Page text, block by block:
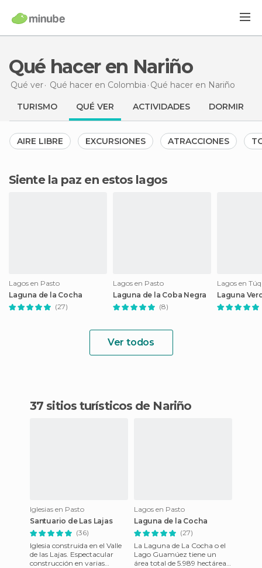
Qué hacer en Nariño
Qué ver Qué hacer en Colombia Qué hacer en Nariño
TURISMO QUÉ VER ACTIVIDADES DORMIR
AIRE LIBRE EXCURSIONES ATRACCIONES
Siente la paz en estos lagos
Lagos en Pasto
Laguna de la Cocha
(27)
Lagos en Pasto
Laguna de la Coba Negra
(8)
Lagos en
Laguna
Ver todos
37 sitios turísticos de Nariño
Iglesias en Pasto
Santuario de Las Lajas
(36)
Iglesia construida en el Valle
de las Lajas. Espectacular
construcción en varias
Lagos en Pasto
Laguna de la Cocha
(27)
La Laguna de La Cocha o el
Lago Guamúez tiene un
área total de 5.989 hectáreas